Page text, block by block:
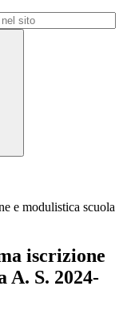
e modulistica scuola
iscrizione
A. S. 2024-